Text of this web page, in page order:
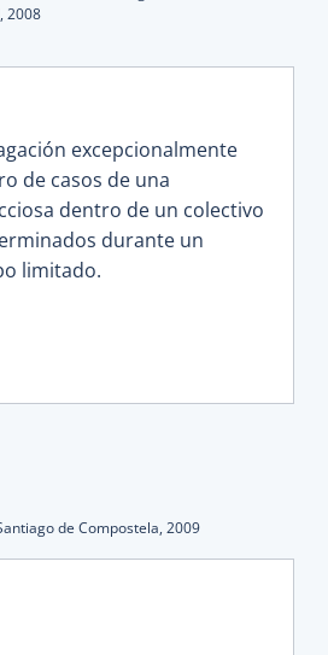
2008
excepcionalmente
de casos de una
dentro de un colectivo
durante un
limitado.
de Compostela, 2009